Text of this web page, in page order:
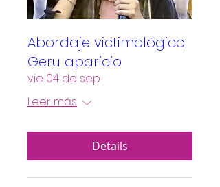
Abordaje victimológico;
Geru aparicio
vie 04 de sep
Leer más
Details